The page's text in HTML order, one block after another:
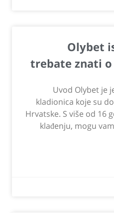
Olybet
trebate znati
Uvod Olybet je
kladionica koje su
Hrvatske. S više od 16
klađenju, mogu